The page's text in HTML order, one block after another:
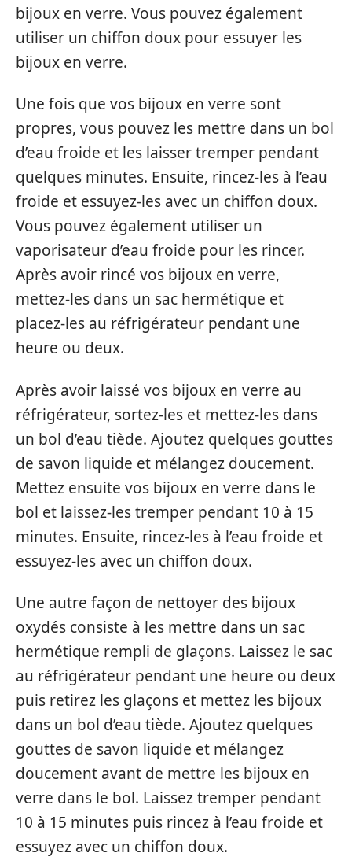
bijoux en verre. Vous pouvez également
utiliser un chiffon doux pour essuyer les
bijoux en verre.
Une fois que vos bijoux en verre sont
propres, vous pouvez les mettre dans un bol
d’eau froide et les laisser tremper pendant
quelques minutes. Ensuite, rincez-les à l’eau
froide et essuyez-les avec un chiffon doux.
Vous pouvez également utiliser un
vaporisateur d’eau froide pour les rincer.
Après avoir rincé vos bijoux en verre,
mettez-les dans un sac hermétique et
placez-les au réfrigérateur pendant une
heure ou deux.
Après avoir laissé vos bijoux en verre au
réfrigérateur, sortez-les et mettez-les dans
un bol d’eau tiède. Ajoutez quelques gouttes
de savon liquide et mélangez doucement.
Mettez ensuite vos bijoux en verre dans le
bol et laissez-les tremper pendant 10 à 15
minutes. Ensuite, rincez-les à l’eau froide et
essuyez-les avec un chiffon doux.
Une autre façon de nettoyer des bijoux
oxydés consiste à les mettre dans un sac
hermétique rempli de glaçons. Laissez le sac
au réfrigérateur pendant une heure ou deux
puis retirez les glaçons et mettez les bijoux
dans un bol d’eau tiède. Ajoutez quelques
gouttes de savon liquide et mélangez
doucement avant de mettre les bijoux en
verre dans le bol. Laissez tremper pendant
10 à 15 minutes puis rincez à l’eau froide et
essuyez avec un chiffon doux.